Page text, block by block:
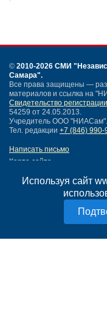
Используя сайт
© 2010-2026 СМИ
Самара".
Все права защищены —
материалов и ссылка на
Свидетельство
54259 от 24.05.2013.
Учредитель ООО "НИАСам".
Тел. редакции +7 (846) 990-
Написать письмо
Карта сайта
Политика
Согласие на обработку